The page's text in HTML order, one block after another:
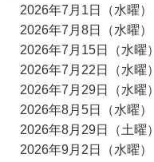
2026年7月1日（水曜）
2026年7月8日（水曜）
2026年7月15日（水曜）
2026年7月22日（水曜）
2026年7月29日（水曜）
2026年8月5日（水曜）
2026年8月29日（土曜）
2026年9月2日（水曜）